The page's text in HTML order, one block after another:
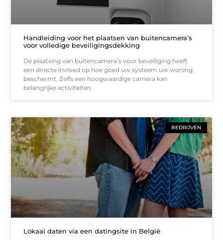
Handleiding voor het plaatsen van buitencamera’s
voor volledige beveiligingsdekking
De plaatsing van buitencamera’s voor beveiliging heeft
een directe invloed op hoe goed uw systeem uw woning
beschermt. Zelfs een hoogwaardige camera kan
belangrijke activiteiten
BEDRIJVEN
Lokaal daten via een datingsite in België